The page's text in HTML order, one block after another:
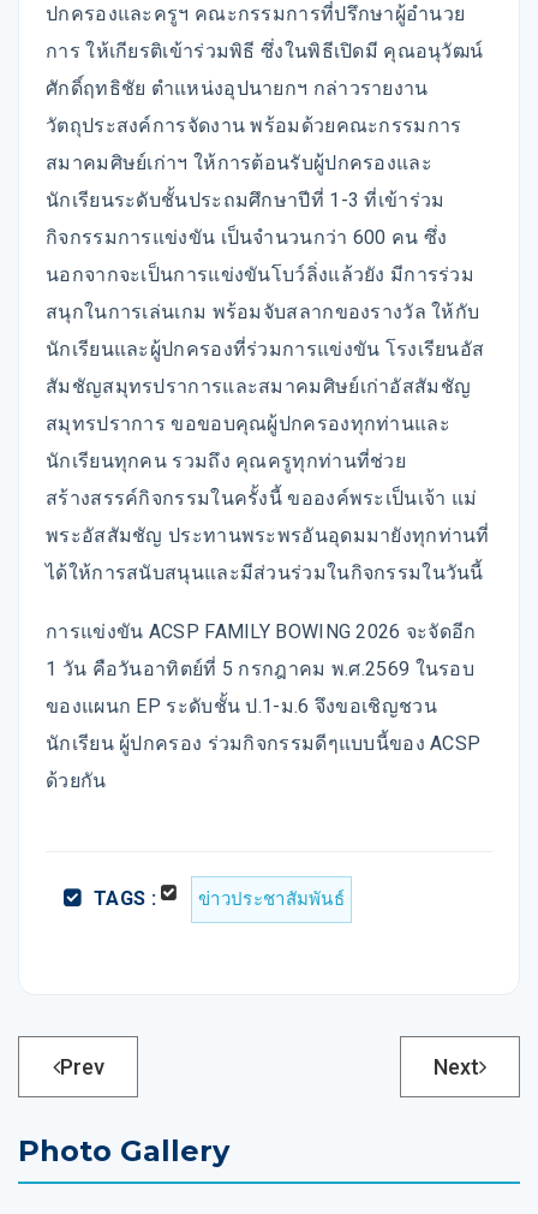
ปกครองและครูฯ คณะกรรมการที่ปรึกษาผู้อำนวย
การ ให้เกียรติเข้าร่วมพิธี ซึ่งในพิธีเปิดมี คุณอนุวัฒน์
ศักดิ์ฤทธิชัย ตำแหน่งอุปนายกฯ กล่าวรายงาน
วัตถุประสงค์การจัดงาน พร้อมด้วยคณะกรรมการ
สมาคมศิษย์เก่าฯ ให้การต้อนรับผู้ปกครองและ
นักเรียนระดับชั้นประถมศึกษาปีที่ 1-3 ที่เข้าร่วม
กิจกรรมการแข่งขัน เป็นจำนวนกว่า 600 คน ซึ่ง
นอกจากจะเป็นการแข่งขันโบว์ลิ่งแล้วยัง มีการร่วม
สนุกในการเล่นเกม พร้อมจับสลากของรางวัล ให้กับ
นักเรียนและผู้ปกครองที่ร่วมการแข่งขัน โรงเรียนอัส
สัมชัญสมุทรปราการและสมาคมศิษย์เก่าอัสสัมชัญ
สมุทรปราการ ขอขอบคุณผู้ปกครองทุกท่านและ
นักเรียนทุกคน รวมถึง คุณครูทุกท่านที่ช่วย
สร้างสรรค์กิจกรรมในครั้งนี้ ขอองค์พระเป็นเจ้า แม่
พระอัสสัมชัญ ประทานพระพรอันอุดมมายังทุกท่านที่
ได้ให้การสนับสนุนและมีส่วนร่วมในกิจกรรมในวันนี้
การแข่งขัน ACSP FAMILY BOWING 2026 จะจัดอีก
1 วัน คือวันอาทิตย์ที่ 5 กรกฎาคม พ.ศ.2569 ในรอบ
ของแผนก EP ระดับชั้น ป.1-ม.6 จึงขอเชิญชวน
นักเรียน ผู้ปกครอง ร่วมกิจกรรมดีๆแบบนี้ของ ACSP
ด้วยกัน
TAGS : ข่าวประชาสัมพันธ์
Prev Next
Photo Gallery